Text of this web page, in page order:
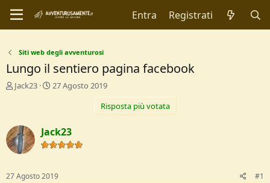
Entra Registrati
Siti web degli avventurosi
Lungo il sentiero pagina facebook
C
t
o
r
D
Jack23
D
d
i
I
i
27 Agosto 2019
Risposta più votata
Jack23
27 Agosto 2019 #1